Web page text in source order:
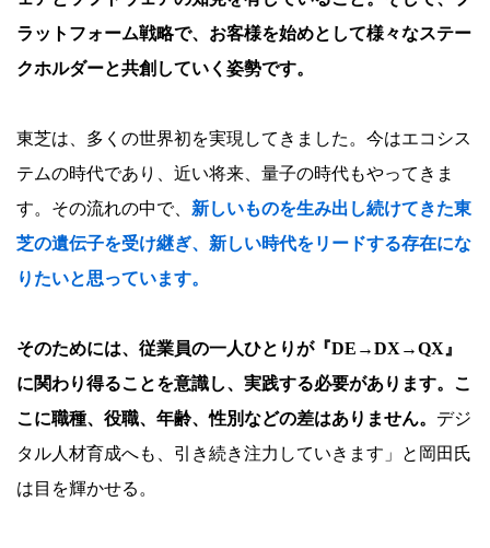
ラットフォーム戦略で、お客様を始めとして様々なステー
クホルダーと共創していく姿勢です。
東芝は、多くの世界初を実現してきました。今はエコシス
テムの時代であり、近い将来、量子の時代もやってきま
す。その流れの中で、 新しいものを生み出し続けてきた東
芝の遺伝子を受け継ぎ、新しい時代をリードする存在にな
りたいと思っています。
そのためには、従業員の一人ひとりが『DE→DX→QX』
に関わり得ることを意識し、実践する必要があります。こ
こに職種、役職、年齢、性別などの差はありません。 デジ
タル人材育成へも、引き続き注力していきます」と岡田氏
は目を輝かせる。